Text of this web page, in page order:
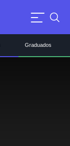
Graduados